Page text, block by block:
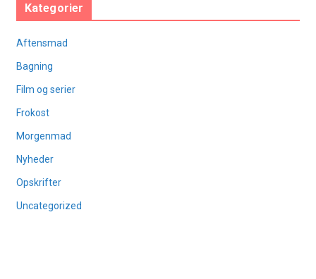
Kategorier
Aftensmad
Bagning
Film og serier
Frokost
Morgenmad
Nyheder
Opskrifter
Uncategorized